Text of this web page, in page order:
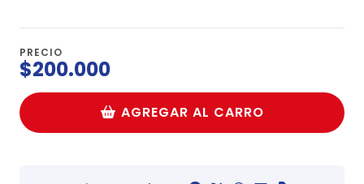
PRECIO
$200.000
AGREGAR AL CARRO